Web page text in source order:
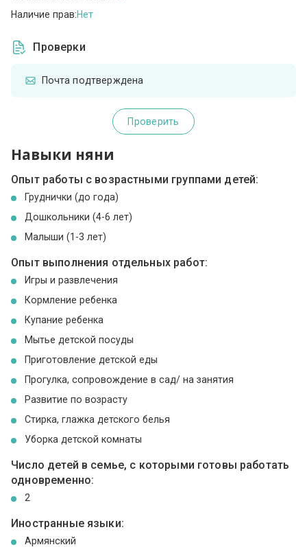
Наличие прав:Нет
Проверки
Почта подтверждена
Проверить
Навыки няни
Опыт работы с возрастными группами детей:
Груднички (до года)
Дошкольники (4-6 лет)
Малыши (1-3 лет)
Опыт выполнения отдельных работ:
Игры и развлечения
Кормление ребенка
Купание ребенка
Мытье детской посуды
Приготовление детской еды
Прогулка, сопровождение в сад/ на занятия
Развитие по возрасту
Стирка, глажка детского белья
Уборка детской комнаты
Число детей в семье, с которыми готовы работать
одновременно:
2
Иностранные языки:
Армянский